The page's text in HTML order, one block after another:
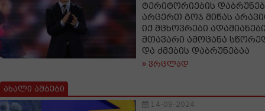
ტერიტორიების
არცერთ გოჯ მიწას
იქ მცხოვრები
მთავარი ამოცანა
და ძმების დაბრუნებაა
ვრცლად
ახალი ამბები
14-09-2024